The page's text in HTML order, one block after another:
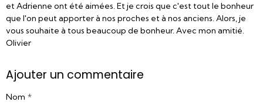
et Adrienne ont été aimées. Et je crois que c'est tout le bonheur
que l'on peut apporter à nos proches et à nos anciens. Alors, je
vous souhaite à tous beaucoup de bonheur. Avec mon amitié.
Olivier
Ajouter un commentaire
Nom